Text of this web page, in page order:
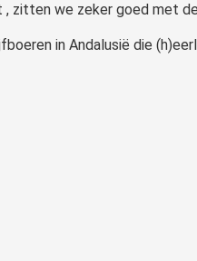
, zitten we zeker goed met
in Andalusië die